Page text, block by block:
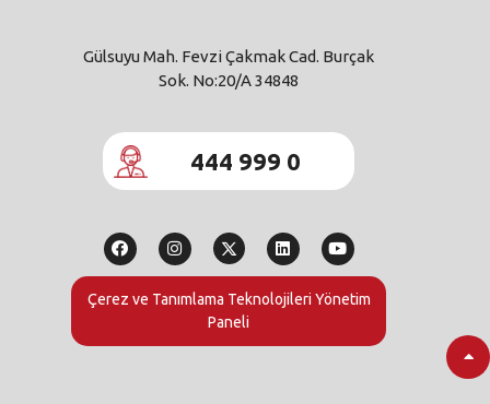
Gülsuyu Mah. Fevzi Çakmak Cad. Burçak
Sok. No:20/A 34848
444 999 0
Çerez ve Tanımlama Teknolojileri Yönetim
Paneli